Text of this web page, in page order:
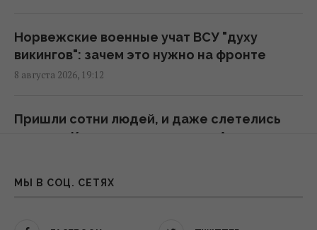
Основное направление – Одесская
08:52 воскресенье, 09 августа 2026
сыграть на руку Путину, - The Times
Норвежские военные учат ВСУ "духу
викингов": зачем это нужно на фронте
8 августа 2026, 19:12
Пришли сотни людей, и даже слетелись
птицы: в Киеве попрощались с Алексеем
МЫ В СОЦ. СЕТЯХ